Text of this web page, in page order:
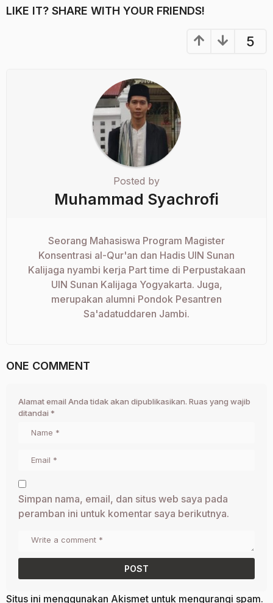
LIKE IT? SHARE WITH YOUR FRIENDS!
5
Posted by
Muhammad Syachrofi
Seorang Mahasiswa Program Magister
Konsentrasi al-Qur'an dan Hadis UIN Sunan
Kalijaga nyambi kerja Part time di Perpustakaan
UIN Sunan Kalijaga Yogyakarta. Juga,
merupakan alumni Pondok Pesantren
Sa'adatuddaren Jambi.
ONE COMMENT
Alamat email Anda tidak akan dipublikasikan. Ruas yang wajib
ditandai *
Simpan nama, email, dan situs web saya pada
peramban ini untuk komentar saya berikutnya.
Situs ini menggunakan Akismet untuk mengurangi spam.